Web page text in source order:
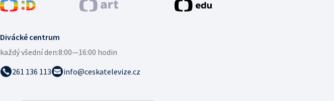
Divácké centrum
každý všední den:8:00—16:00 hodin
261 136 113
info@ceskatelevize.cz